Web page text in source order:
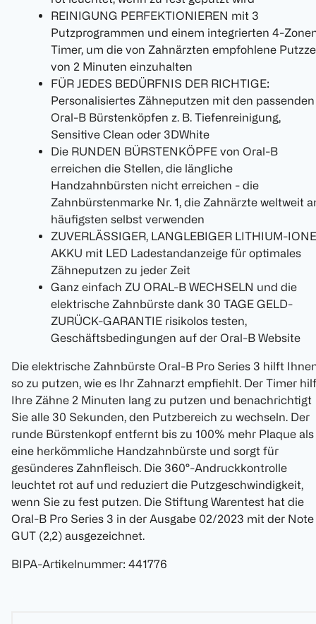
REINIGUNG PERFEKTIONIEREN mit 3
Putzprogrammen und einem integrierten 4-
Timer, um die von Zahnärzten empfohlene
von 2 Minuten einzuhalten
FÜR JEDES BEDÜRFNIS DER RICHTIGE:
Personalisiertes Zähneputzen mit den passenden
Oral-B Bürstenköpfen z. B. Tiefenreinigung,
Sensitive Clean oder 3DWhite
Die RUNDEN BÜRSTENKÖPFE von Oral-B
erreichen die Stellen, die längliche
Handzahnbürsten nicht erreichen - die
Zahnbürstenmarke Nr. 1, die Zahnärzte weltweit
häufigsten selbst verwenden
ZUVERLÄSSIGER, LANGLEBIGER LITHIUM-
AKKU mit LED Ladestandanzeige für optimales
Zähneputzen zu jeder Zeit
Ganz einfach ZU ORAL-B WECHSELN und die
elektrische Zahnbürste dank 30 TAGE GELD-
ZURÜCK-GARANTIE risikolos testen,
Geschäftsbedingungen auf der Oral-B Website
Die elektrische Zahnbürste Oral-B Pro Series 3 hilft
so zu putzen, wie es Ihr Zahnarzt empfiehlt. Der Timer
Ihre Zähne 2 Minuten lang zu putzen und benachrichtigt
Sie alle 30 Sekunden, den Putzbereich zu wechseln. Der
runde Bürstenkopf entfernt bis zu 100% mehr Plaque als
eine herkömmliche Handzahnbürste und sorgt für
gesünderes Zahnfleisch. Die 360°-Andruckkontrolle
leuchtet rot auf und reduziert die Putzgeschwindigkeit,
wenn Sie zu fest putzen. Die Stiftung Warentest hat die
Oral-B Pro Series 3 in der Ausgabe 02/2023 mit der Note
GUT (2,2) ausgezeichnet.
BIPA-Artikelnummer: 441776